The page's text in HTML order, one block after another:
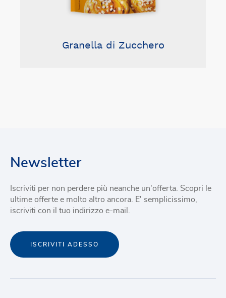
Granella di Zucchero
Newsletter
Iscriviti per non perdere più neanche un'offerta. Scopri le
ultime offerte e molto altro ancora. E' semplicissimo,
iscriviti con il tuo indirizzo e-mail.
ISCRIVITI ADESSO